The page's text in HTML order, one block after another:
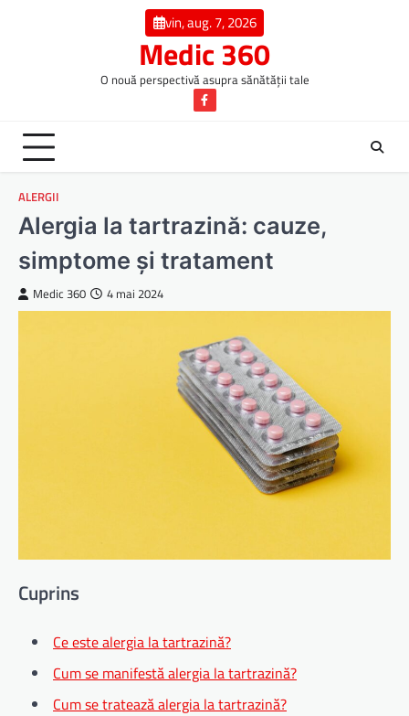
vin, aug. 7, 2026
Medic 360
O nouă perspectivă asupra sănătății tale
Facebook
ALERGII
Alergia la tartrazină: cauze,
simptome și tratament
Medic 360 4 mai 2024
Cuprins
Ce este alergia la tartrazină?
Cum se manifestă alergia la tartrazină?
Cum se tratează alergia la tartrazină?